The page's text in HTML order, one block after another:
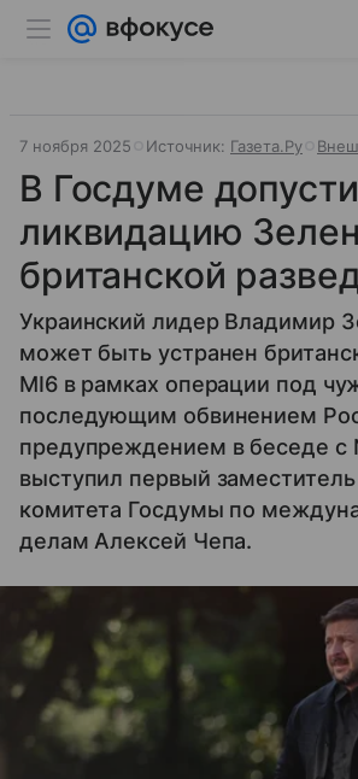
7 ноября 2025 Источник: Газета.Ру
В Госдуме
ликвидацию
британской
Украинский лидер Владимир
может быть устранен
MI6 в рамках операции под
последующим обвинением
предупреждением в беседе с
выступил первый
комитета Госдумы по
делам Алексей Чепа.